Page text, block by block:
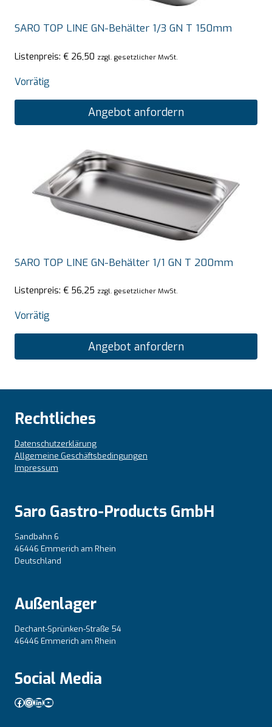
SARO TOP LINE GN-Behälter 1/3 GN T 150mm
Listenpreis: € 26,50 zzgl. gesetzlicher MwSt.
Vorrätig
Angebot anfordern
SARO TOP LINE GN-Behälter 1/1 GN T 200mm
Listenpreis: € 56,25 zzgl. gesetzlicher MwSt.
Vorrätig
Angebot anfordern
Rechtliches
Datenschutzerklärung
Allgemeine Geschäftsbedingungen
Impressum
Saro Gastro-Products GmbH
Sandbahn 6
46446 Emmerich am Rhein
Deutschland
Außenlager
Dechant-Sprünken-Straße 54
46446 Emmerich am Rhein
Social Media
Facebook
Instagram
LinkedIn
YouTube